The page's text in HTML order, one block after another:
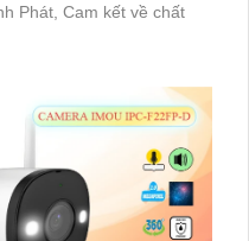
Phát, Cam kết về chất